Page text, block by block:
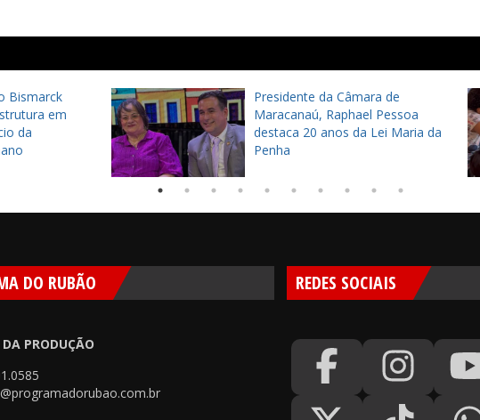
Bismarck
em
da
Presidente da Câmara de
Maracanaú, Raphael Pessoa
destaca 20 anos da Lei Maria da
Penha
DO RUBÃO
PRODUÇÃO
REDES SOCIAIS